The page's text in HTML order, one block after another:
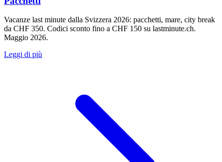
Vacanze last minute dalla Svizzera 2026: pacchetti, mare, city break
da CHF 350. Codici sconto fino a CHF 150 su lastminute.ch.
Maggio 2026.
Leggi di più